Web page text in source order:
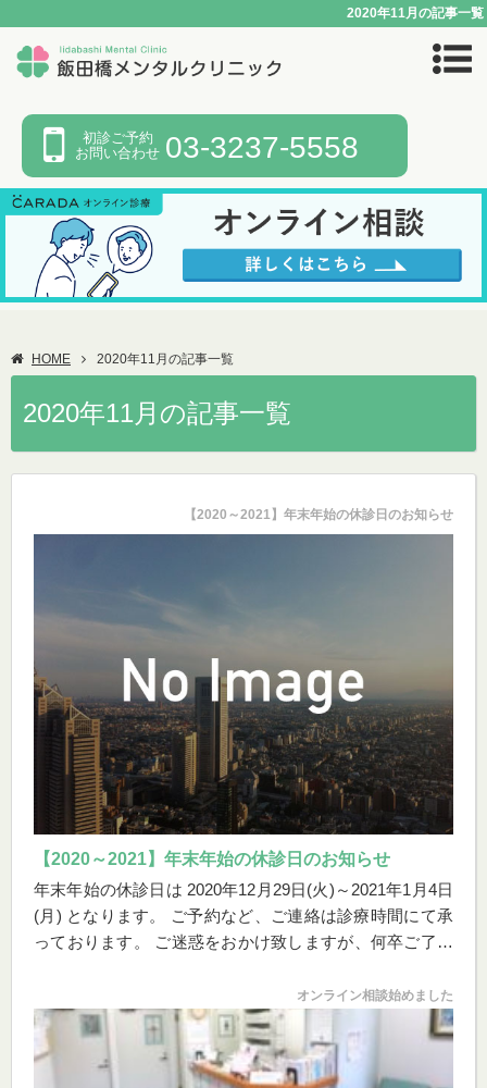
2020年11月の記事一覧
初診ご予約
お問い合わせ 03-3237-5558
HOME 2020年11月の記事一覧
2020年11月の記事一覧
【2020～2021】年末年始の休診日のお知らせ
【2020～2021】年末年始の休診日のお知らせ
年末年始の休診日は 2020年12月29日(火)～2021年1月4日
(月) となります。 ご予約など、ご連絡は診療時間にて承
っております。 ご迷惑をおかけ致しますが、何卒ご了承
オンライン相談始めました